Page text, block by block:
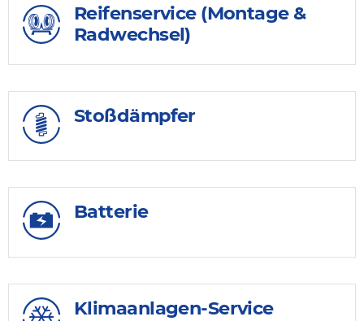
Reifenservice (Montage &
Radwechsel)
Stoßdämpfer
Batterie
Klimaanlagen-Service